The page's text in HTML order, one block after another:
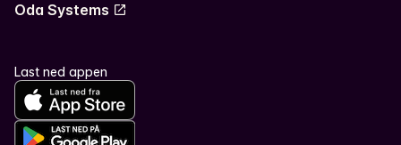
Oda Systems
Last ned appen